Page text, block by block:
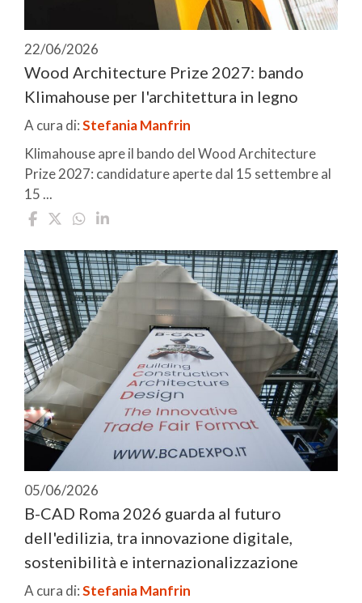
22/06/2026
Wood Architecture Prize 2027: bando
Klimahouse per l'architettura in legno
A cura di:Stefania Manfrin
Klimahouse apre il bando del Wood Architecture
Prize 2027: candidature aperte dal 15 settembre al
15 ...
05/06/2026
B-CAD Roma 2026 guarda al futuro
dell'edilizia, tra innovazione digitale,
sostenibilità e internazionalizzazione
A cura di:Stefania Manfrin